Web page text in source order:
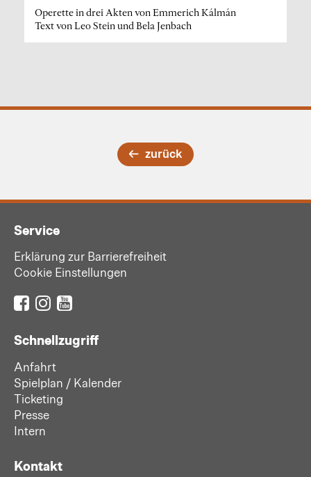
Operette in drei Akten von Emmerich Kálmán
Text von Leo Stein und Bela Jenbach
zurück
Service
Erklärung zur Barrierefreiheit
Cookie Einstellungen
Schnellzugriff
Anfahrt
Spielplan / Kalender
Ticketing
Presse
Intern
Kontakt